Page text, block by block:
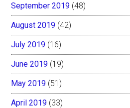
September 2019 (48)
August 2019 (42)
July 2019 (16)
June 2019 (19)
May 2019 (51)
April 2019 (33)